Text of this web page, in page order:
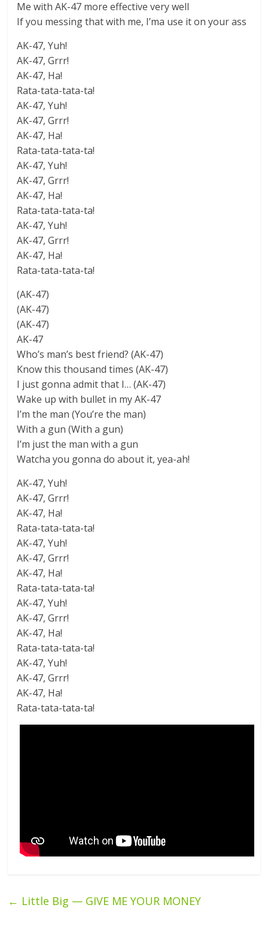
Me with AK-47 more effective very well
If you messing that with me, I’ma use it on your ass
AK-47, Yuh!
AK-47, Grrr!
AK-47, Ha!
Rata-tata-tata-ta!
AK-47, Yuh!
AK-47, Grrr!
AK-47, Ha!
Rata-tata-tata-ta!
AK-47, Yuh!
AK-47, Grrr!
AK-47, Ha!
Rata-tata-tata-ta!
AK-47, Yuh!
AK-47, Grrr!
AK-47, Ha!
Rata-tata-tata-ta!
(AK-47)
(AK-47)
(AK-47)
AK-47
Who’s man’s best friend? (AK-47)
Know this thousand times (AK-47)
I just gonna admit that I… (AK-47)
Wake up with bullet in my AK-47
I’m the man (You’re the man)
With a gun (With a gun)
I’m just the man with a gun
Watcha you gonna do about it, yea-ah!
AK-47, Yuh!
AK-47, Grrr!
AK-47, Ha!
Rata-tata-tata-ta!
AK-47, Yuh!
AK-47, Grrr!
AK-47, Ha!
Rata-tata-tata-ta!
AK-47, Yuh!
AK-47, Grrr!
AK-47, Ha!
Rata-tata-tata-ta!
AK-47, Yuh!
AK-47, Grrr!
AK-47, Ha!
Rata-tata-tata-ta!
← Little Big — GIVE ME YOUR MONEY